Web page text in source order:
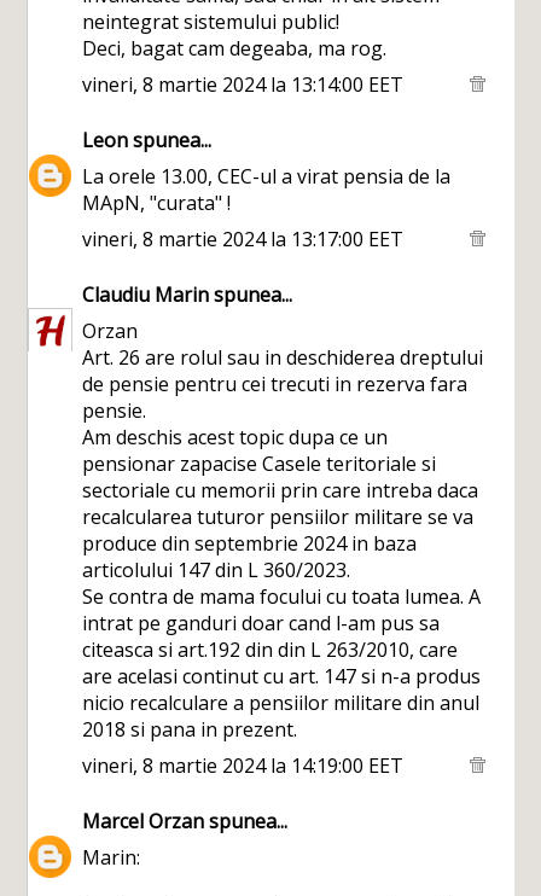
neintegrat sistemului public!
Deci, bagat cam degeaba, ma rog.
vineri, 8 martie 2024 la 13:14:00 EET
Leonspunea...
La orele 13.00, CEC-ul a virat pensia de la
MApN, "curata" !
vineri, 8 martie 2024 la 13:17:00 EET
Claudiu Marinspunea...
Orzan
Art. 26 are rolul sau in deschiderea dreptului
de pensie pentru cei trecuti in rezerva fara
pensie.
Am deschis acest topic dupa ce un
pensionar zapacise Casele teritoriale si
sectoriale cu memorii prin care intreba daca
recalcularea tuturor pensiilor militare se va
produce din septembrie 2024 in baza
articolului 147 din L 360/2023.
Se contra de mama focului cu toata lumea. A
intrat pe ganduri doar cand l-am pus sa
citeasca si art.192 din din L 263/2010, care
are acelasi continut cu art. 147 si n-a produs
nicio recalculare a pensiilor militare din anul
2018 si pana in prezent.
vineri, 8 martie 2024 la 14:19:00 EET
Marcel Orzanspunea...
Marin: